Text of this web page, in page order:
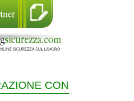
CON